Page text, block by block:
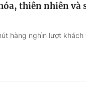
thiên nhiên và
hàng nghìn lượt